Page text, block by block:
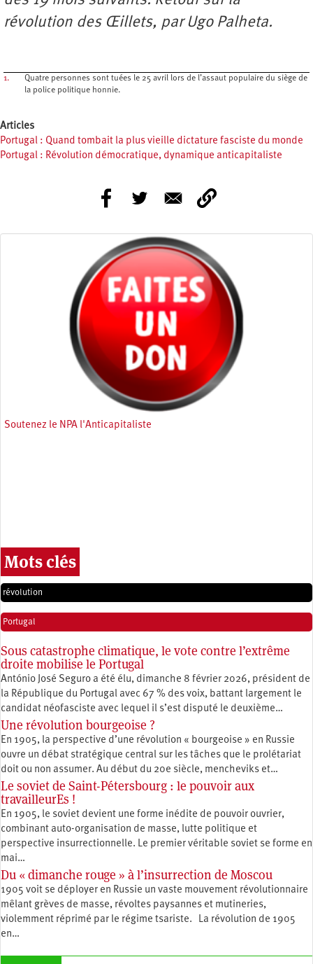
révolution des Œillets, par Ugo Palheta.
1.
Quatre personnes sont tuées le 25 avril lors de l’assaut populaire du siège de
la police politique honnie.
Articles
Portugal : Quand tombait la plus vieille dictature fasciste du monde
Portugal : Révolution démocratique, dynamique anticapitaliste
Soutenez le NPA l'Anticapitaliste
Mots clés
révolution
Portugal
Sous catastrophe climatique, le vote contre l’extrême
droite mobilise le Portugal
António José Seguro a été élu, dimanche 8 février 2026, président de
la République du Portugal avec 67 % des voix, battant largement le
candidat néofasciste avec lequel il s’est disputé le deuxième…
Une révolution bourgeoise ?
En 1905, la perspective d’une révolution « bourgeoise » en Russie
ouvre un débat stratégique central sur les tâches que le prolétariat
doit ou non assumer. Au début du 20e siècle, mencheviks et…
Le soviet de Saint-Pétersbourg : le pouvoir aux
travailleurEs !
En 1905, le soviet devient une forme inédite de pouvoir ouvrier,
combinant auto-organisation de masse, lutte politique et
perspective insurrectionnelle. Le premier véritable soviet se forme en
mai…
Du « dimanche rouge » à l’insurrection de Moscou
1905 voit se déployer en Russie un vaste mouvement révolutionnaire
mêlant grèves de masse, révoltes paysannes et mutineries,
violemment réprimé par le régime tsariste. La révolution de 1905
en…